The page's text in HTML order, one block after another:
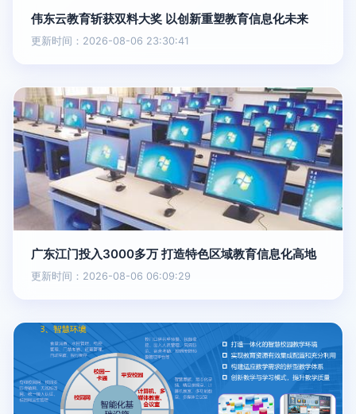
伟东云教育斩获双料大奖 以创新重塑教育信息化未来
更新时间：2026-08-06 23:30:41
广东江门投入3000多万 打造特色区域教育信息化高地
更新时间：2026-08-06 06:09:29